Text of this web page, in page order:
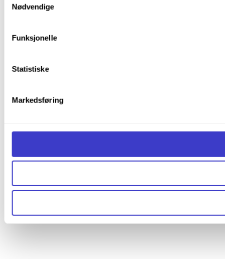
Du kan trekke tilbake samtykket ditt til enhver tid ved å
Informasjonskapsler (Cookies)
Nødvendige
Funksjonelle
Statistiske
Markedsføring